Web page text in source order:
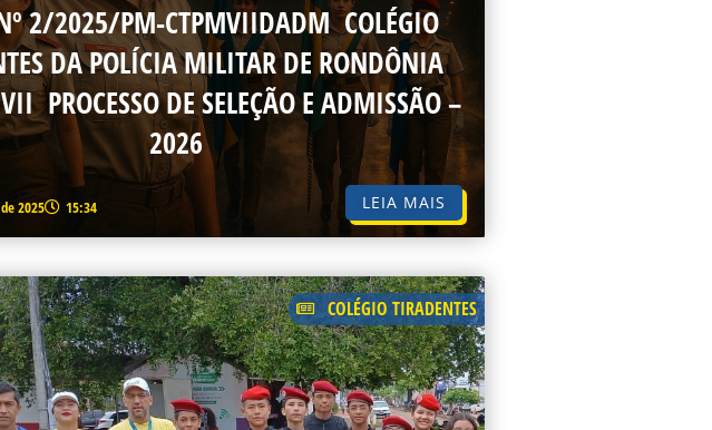
2/2025/PM-CTPMVIIDADM COLÉGIO
DA POLÍCIA MILITAR DE RONDÔNIA
PROCESSO DE SELEÇÃO E ADMISSÃO –
2026
2025 15:34 LEIA MAIS
COLÉGIO TIRADENTES